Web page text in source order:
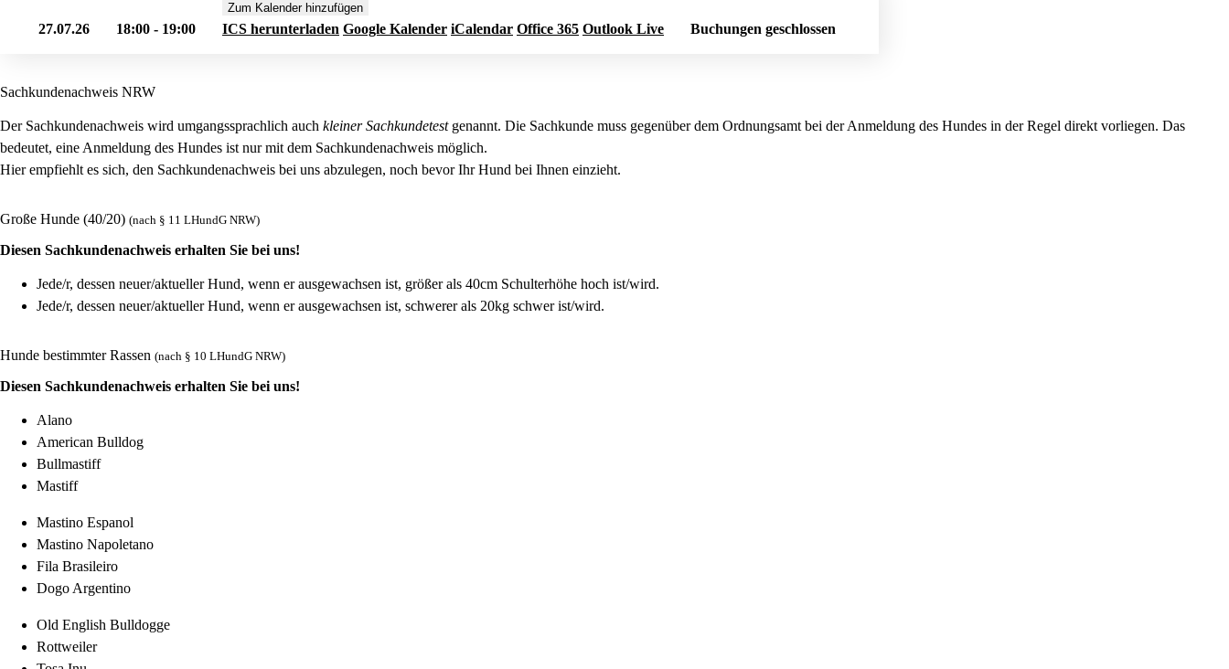
27.07.26 18:00 - 19:00
Zum Kalender hinzufügen
ICS herunterladen Google Kalender iCalendar Office 365 Outlook Live Buchungen geschlossen
Sachkundenachweis NRW
Der Sachkundenachweis wird umgangssprachlich auch kleiner Sachkundetestgenannt. Die Sachkunde muss gegenüber dem Ordnungsamt bei der Anmeldung des Hundes in der Regel direkt vorliegen. Das
bedeutet, eine Anmeldung des Hundes ist nur mit dem Sachkundenachweis möglich.
Hier empfiehlt es sich, den Sachkundenachweis bei uns abzulegen, noch bevor Ihr Hund bei Ihnen einzieht.
Große Hunde (40/20) (nach § 11 LHundG NRW)
Diesen Sachkundenachweis erhalten Sie bei uns!
Jede/r, dessen neuer/aktueller Hund, wenn er ausgewachsen ist, größer als 40cm Schulterhöhe hoch ist/wird.
Jede/r, dessen neuer/aktueller Hund, wenn er ausgewachsen ist, schwerer als 20kg schwer ist/wird.
Hunde bestimmter Rassen (nach § 10 LHundG NRW)
Diesen Sachkundenachweis erhalten Sie bei uns!
Alano
American Bulldog
Bullmastiff
Mastiff
Mastino Espanol
Mastino Napoletano
Fila Brasileiro
Dogo Argentino
Old English Bulldogge
Rottweiler